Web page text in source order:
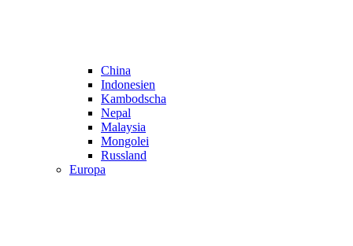
China
Indonesien
Kambodscha
Nepal
Malaysia
Mongolei
Russland
Europa